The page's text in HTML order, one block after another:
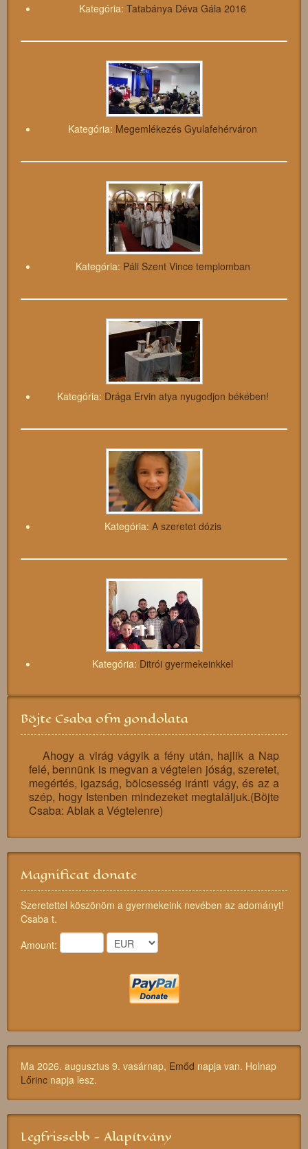
Kategória: Tatabánya Déva Gála 2016
Kategória: Megemlékezés Gyulafehérváron
Kategória: Páli Szent Vince templomban
Kategória: Drága Ervin atya nyugodjon békében!
Kategória: A szeretet dózis
Kategória: Ditrói gyermekeinkkel
Böjte Csaba ofm gondolata
Ahogy a virág vágyik a fény után, hajlik a Nap
felé, bennünk is megvan a végtelen jóság, szeretet,
megértés, igazság, bölcsesség iránti vágy, és az a
szép, hogy Istenben mindezeket megtaláljuk.(Böjte
Csaba: Ablak a Végtelenre)
Magnificat donate
Szeretettel köszönöm a gyermekeink nevében az adományt!
Csaba t.
Amount:
Ma 2026. augusztus 9. vasárnap, Emőd napja van. Holnap
Lőrinc napja lesz.
Legfrissebb - Alapítvány